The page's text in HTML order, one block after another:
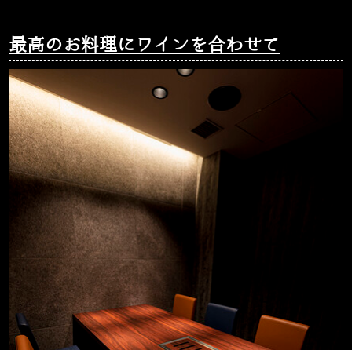
最高のお料理にワインを合わせて